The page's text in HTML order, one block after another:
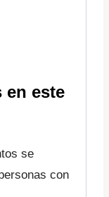
en este
se
con